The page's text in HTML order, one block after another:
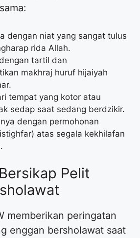
dengan niat yang sangat tulus
rida Allah.
tartil dan
makhraj huruf hijaiyah
tempat yang kotor atau
sedap saat sedang berdzikir.
dengan permohonan
atas segala kekhilafan
Pelit
memberikan peringatan
enggan bersholawat saat